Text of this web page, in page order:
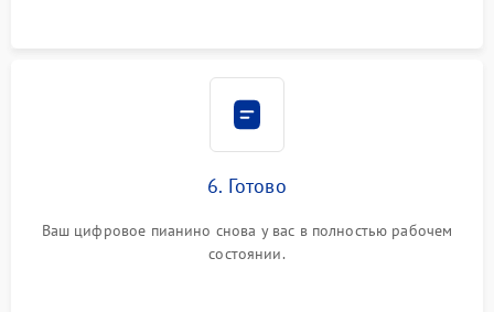
6. Готово
Ваш цифровое пианино снова у вас в полностью рабочем
состоянии.